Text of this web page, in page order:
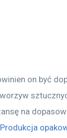
on być
na
Produkcja